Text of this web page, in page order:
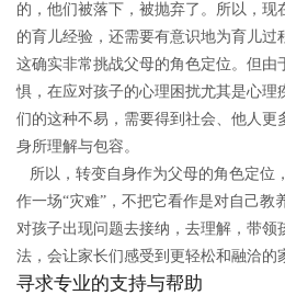
的，他们被落下，被抛弃了。所以，现
的育儿经验，还需要有意识地为育儿过
这确实非常挑战父母的角色定位。但由
惧，在应对孩子的心理困扰尤其是心理
们的这种不易，需要得到社会、他人更
身所理解与包容。
所以，转变自身作为父母的角色定位
作一场“灾难”，不把它看作是对自己教
对孩子出现问题去接纳，去理解，带领
法，会让家长们感受到更轻松和融洽的
寻求专业的支持与帮助